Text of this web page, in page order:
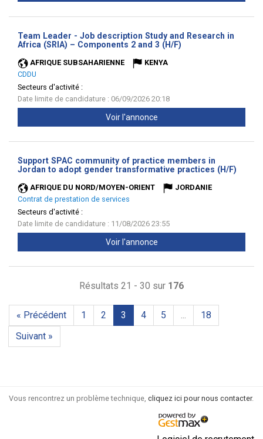
Team Leader - Job description Study and Research in
Africa (SRIA) – Components 2 and 3 (H/F)
AFRIQUE SUBSAHARIENNE
KENYA
CDDU
Secteurs d'activité :
Date limite de candidature : 06/09/2026 20:18
Voir l'annonce
Support SPAC community of practice members in
Jordan to adopt gender transformative practices (H/F)
AFRIQUE DU NORD/MOYEN-ORIENT
JORDANIE
Contrat de prestation de services
Secteurs d'activité :
Date limite de candidature : 11/08/2026 23:55
Voir l'annonce
Résultats 21 - 30 sur 176
« Précédent 1 2 3 4 5 ...
18
Suivant »
Vous rencontrez un problème technique, cliquez ici pour nous contacter.